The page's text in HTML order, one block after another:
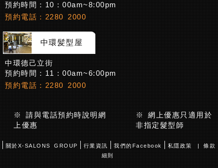
預約時間：10：00am~8:00pm
預約電話：2280 2000
中環髪型屋
中環德己立街
預約時間：11：00am~6:00pm
預約電話：2280 2000
※ 請與電話預約時說明網
上優惠
※ 網上優惠只適用於
非指定髮型師
關於X-SALONS GROUP 行業資訊 我們的Facebook 私隱政策
| 條款
細則